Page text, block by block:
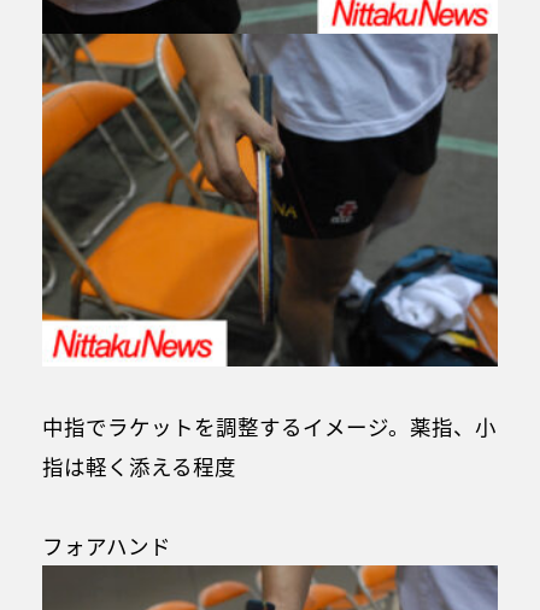
中指でラケットを調整するイメージ。薬指、小
指は軽く添える程度
フォアハンド